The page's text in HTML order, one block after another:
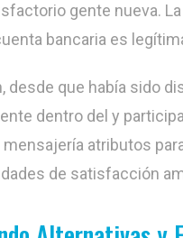
gente nueva.
bancaria es
desde que había sido
dentro del y
atributos
de satisfacción